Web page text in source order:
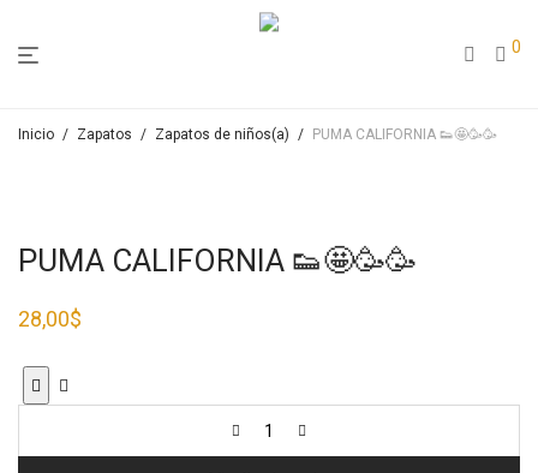
0
Inicio / Zapatos / Zapatos de niños(a) / PUMA CALIFORNIA 👟🤩🥳🥳
PUMA CALIFORNIA 👟🤩🥳🥳
28,00$